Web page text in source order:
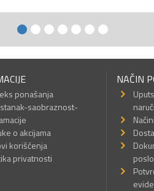
ponašanja
saobraznost-
o akcijama
korišćenja
privatnosti
NAČIN